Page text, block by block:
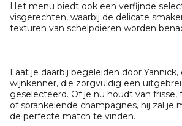
Het menu biedt ook een verfijnde
visgerechten, waarbij de delicate
texturen van schelpdieren worden
Laat je daarbij begeleiden door
wijnkenner, die zorgvuldig een
geselecteerd. Of je nu houdt van
of sprankelende champagnes, hij zal je
de perfecte match te vinden.